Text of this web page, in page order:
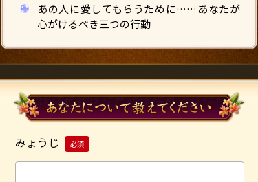
あの人に愛してもらうために……あなたが
心がけるべき三つの行動
みょうじ 必須